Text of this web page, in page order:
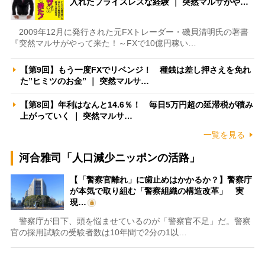
2009年12月に発行された元FXトレーダー・磯貝清明氏の著書
『突然マルサがやって来た！～FXで10億円稼い…
【第9回】もう一度FXでリベンジ！ 種銭は差し押さえを免れ
た”ヒミツのお金” ｜ 突然マルサ…
【第8回】年利はなんと14.6％！ 毎日5万円超の延滞税が積み
上がっていく ｜ 突然マルサ…
一覧を見る
河合雅司「人口減少ニッポンの活路」
【「警察官離れ」に歯止めはかかるか？】警察庁
が本気で取り組む「警察組織の構造改革」 実
現…
警察庁が目下、頭を悩ませているのが「警察官不足」だ。警察
官の採用試験の受験者数は10年間で2分の1以…